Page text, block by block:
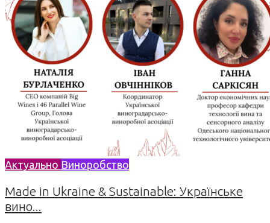
Актуально Виноробство
Made in Ukraine & Sustainable: Українське
вино...